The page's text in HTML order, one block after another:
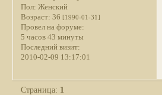
Пол: Женский
Возраст: 36 [1990-01-31]
Провел на форуме:
5 часов 43 минуты
Последний визит:
2010-02-09 13:17:01
Страница: 1